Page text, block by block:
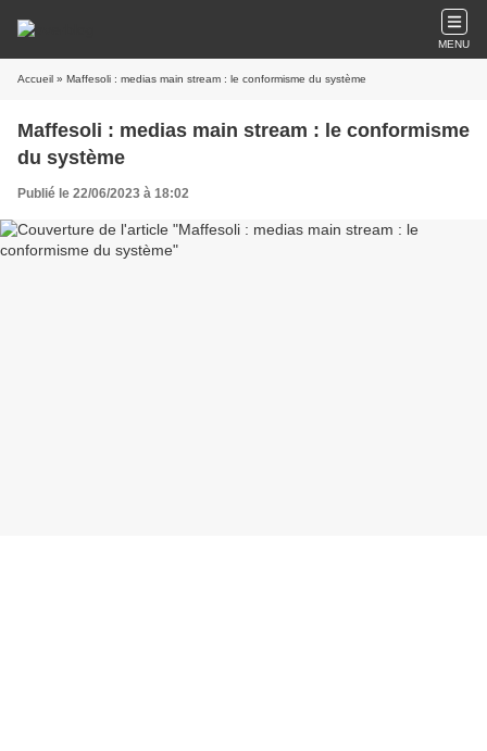
MENU
Accueil » Maffesoli : medias main stream : le conformisme du système
Maffesoli : medias main stream : le conformisme
du système
Publié le 22/06/2023 à 18:02